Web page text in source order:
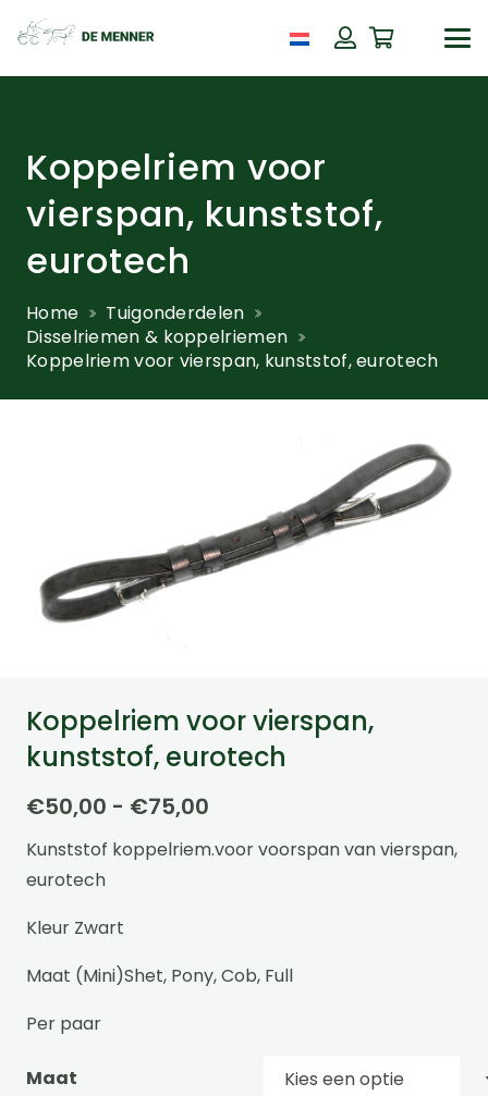
Koppelriem voor
vierspan, kunststof,
eurotech
Home
Tuigonderdelen
Disselriemen & koppelriemen
Koppelriem voor vierspan, kunststof, eurotech
Koppelriem voor vierspan,
kunststof, eurotech
€50,00 - €75,00
tot
Kunststof koppelriem.voor voorspan van vierspan,
eurotech
Kleur Zwart
Maat (Mini)Shet, Pony, Cob, Full
Per paar
Maat